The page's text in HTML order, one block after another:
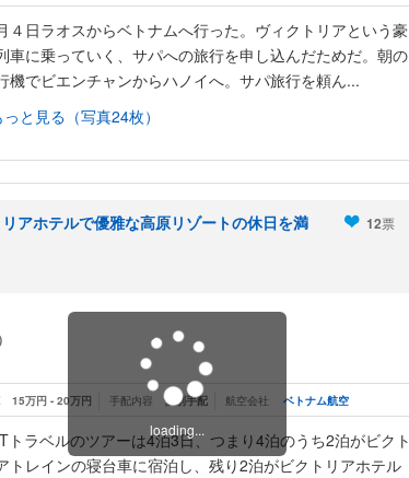
４日ラオスからベトナムへ行った。ヴィクトリアという豪
車に乗っていく、サパへの旅行を申し込んだためだ。朝の
機でビエンチャンからハノイへ。サパ旅行を頼ん...
っと見る（写真24枚）
アホテルで優雅な高原リゾートの休日を満
12票
15万円 - 20万円 手配内容 個別手配 航空会社 ベトナム航空
トラベルのツアーは4泊3日、つまり4泊のうち2泊がビクト
トレインの寝台車に宿泊し、残り2泊がビクトリアホテル
loading...